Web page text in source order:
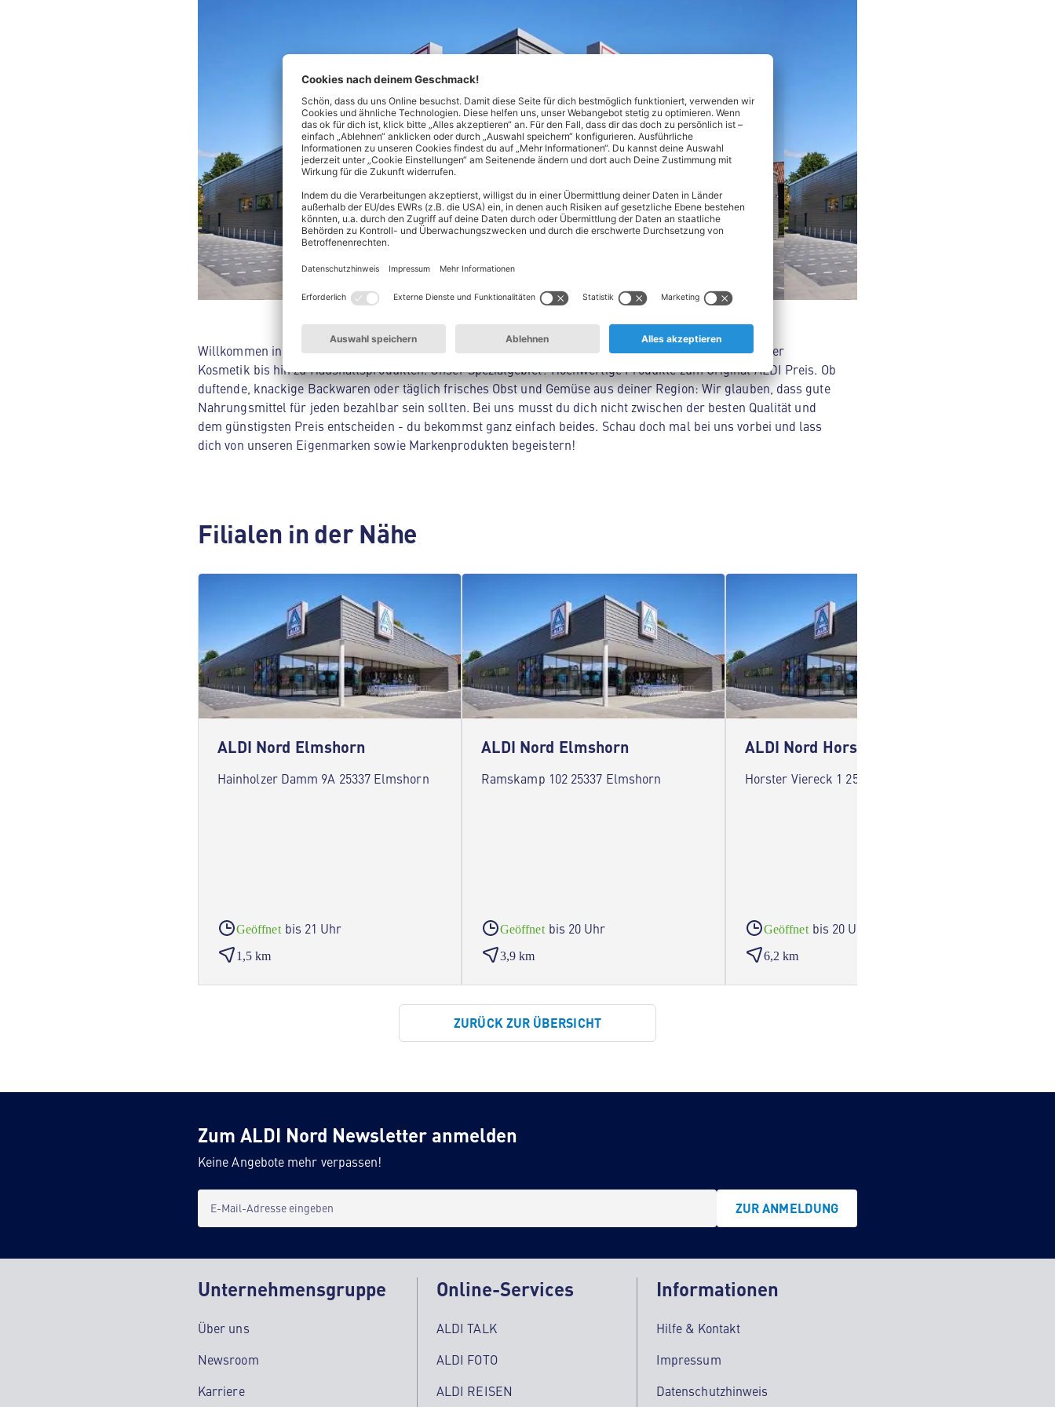
Willkommen in deinem ALDI Nord! Hier findest du alles, was dein Herz begehrt - von Lebensmitteln über
Kosmetik bis hin zu Haushaltsprodukten. Unser Spezialgebiet? Hochwertige Produkte zum Original ALDI Preis. Ob
duftende, knackige Backwaren oder täglich frisches Obst und Gemüse aus deiner Region: Wir glauben, dass gute
Nahrungsmittel für jeden bezahlbar sein sollten. Bei uns musst du dich nicht zwischen der besten Qualität und
dem günstigsten Preis entscheiden - du bekommst ganz einfach beides. Schau doch mal bei uns vorbei und lass
dich von unseren Eigenmarken sowie Markenprodukten begeistern!
Filialen in der Nähe
ALDI Nord Elmshorn
Hainholzer Damm 9A 25337 Elmshorn
Geöffnet bis 21 Uhr
1,5 km
ALDI Nord Elmshorn
Ramskamp 102 25337 Elmshorn
Geöffnet bis 20 Uhr
3,9 km
ALDI Nord Horst
Horster Viereck 1 25358 Horst
Geöffnet bis 20 Uhr
6,2 km
ZURÜCK ZUR ÜBERSICHT
Zum ALDI Nord Newsletter anmelden
Keine Angebote mehr verpassen!
E-Mail-Adresse eingeben ZUR ANMELDUNG
Unternehmensgruppe
Über uns
Newsroom
Karriere
Online-Services
ALDI TALK
ALDI FOTO
ALDI REISEN
Informationen
Hilfe & Kontakt
Impressum
Datenschutzhinweis